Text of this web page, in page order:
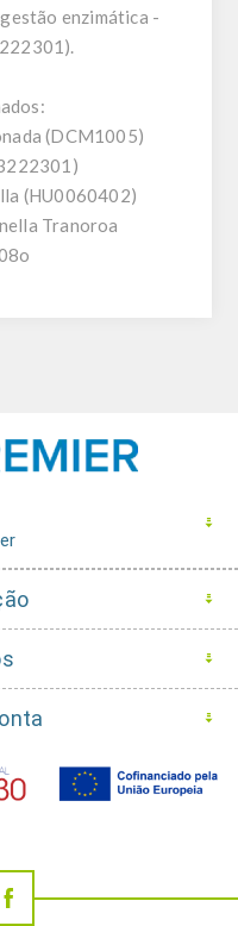
enzimática -
(DCM1005)
(HU0060402)
Tranoroa